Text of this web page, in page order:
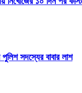
সদস্যের বাবার লাশ